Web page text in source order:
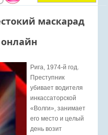
маскарад
онлайн
Рига, 1974-й год.
Преступник
убивает водителя
инкассаторской
«Волги», занимает
его место и целый
день возит